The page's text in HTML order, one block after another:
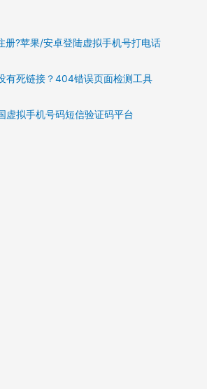
册?苹果/安卓登陆虚拟手机号打电话
有死链接？404错误页面检测工具
虚拟手机号码短信验证码平台